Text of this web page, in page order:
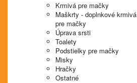
Krmivá pre mačky
Maškrty - doplnkové krmivá
pre mačky
Úprava srsti
Toalety
Podstielky pre mačky
Misky
Hračky
Ostatné